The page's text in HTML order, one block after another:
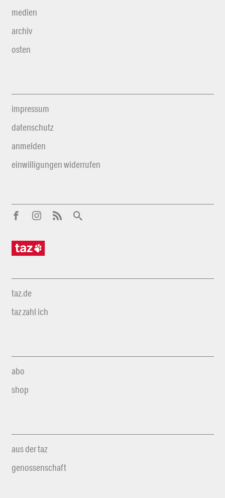
medien
archiv
osten
impressum
datenschutz
anmelden
einwilligungen widerrufen
taz.de
taz zahl ich
abo
shop
aus der taz
genossenschaft